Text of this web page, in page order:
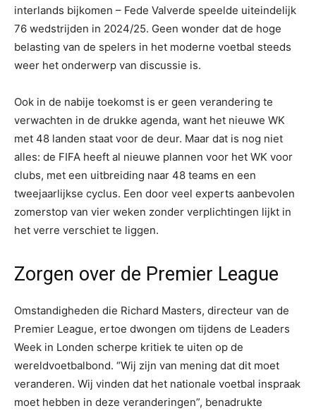
interlands bijkomen – Fede Valverde speelde uiteindelijk
76 wedstrijden in 2024/25. Geen wonder dat de hoge
belasting van de spelers in het moderne voetbal steeds
weer het onderwerp van discussie is.
Ook in de nabije toekomst is er geen verandering te
verwachten in de drukke agenda, want het nieuwe WK
met 48 landen staat voor de deur. Maar dat is nog niet
alles: de FIFA heeft al nieuwe plannen voor het WK voor
clubs, met een uitbreiding naar 48 teams en een
tweejaarlijkse cyclus. Een door veel experts aanbevolen
zomerstop van vier weken zonder verplichtingen lijkt in
het verre verschiet te liggen.
Zorgen over de Premier League
Omstandigheden die Richard Masters, directeur van de
Premier League, ertoe dwongen om tijdens de Leaders
Week in Londen scherpe kritiek te uiten op de
wereldvoetbalbond. “Wij zijn van mening dat dit moet
veranderen. Wij vinden dat het nationale voetbal inspraak
moet hebben in deze veranderingen”, benadrukte